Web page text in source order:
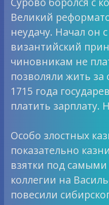
Великий
неудачу. Начал он
византийский
чиновникам не
позволяли жить
1715 года
платить зарплату.
Особо злостных
показательно
взятки под
коллегии на
повесили